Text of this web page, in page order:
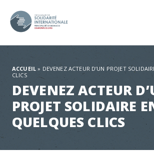
ACCUEIL » DEVENEZ ACTEUR D’UN PROJET
CLICS
DEVENEZ ACTEUR
PROJET SOLIDAIRE
QUELQUES CLICS